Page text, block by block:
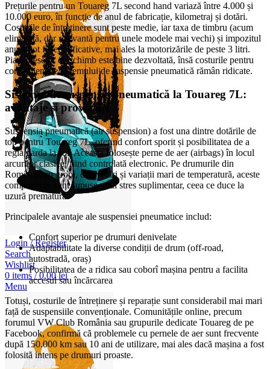
Login / Register
Search
Wishlist
0 items / 0,00lei
Menu
Prețurile pentru un Touareg 7L second hand variază între 4.000 și
10.000 euro, în funcție de anul de fabricație, kilometraj și dotări.
Costurile de întreținere sunt peste medie, iar taxa de timbru (acum
eliminată, dar relevantă pentru unele modele mai vechi) și impozitul
anual pot fi semnificative, mai ales la motorizările de peste 3 litri.
Piața pieselor de schimb este bine dezvoltată, însă costurile pentru
componentele sistemului de suspensie pneumatică rămân ridicate.
Sistemul de suspensie pneumatică la Touareg 7L:
avantaje și provocări
Suspensia pneumatică (air suspension) a fost una dintre dotările de
top pentru Touareg 7L, oferind confort sporit și posibilitatea de a
regla garda la sol. Aceasta folosește perne de aer (airbags) în locul
arcurilor clasice, fiind controlată electronic. Pe drumurile din
România, cu gropi, denivelări și variații mari de temperatură, aceste
componente sunt supuse unui stres suplimentar, ceea ce duce la
uzură prematură.
Principalele avantaje ale suspensiei pneumatice includ:
Confort superior pe drumuri denivelate
Adaptabilitate la diverse condiții de drum (off-road,
autostradă, oraș)
Posibilitatea de a ridica sau coborî mașina pentru a facilita
accesul sau încărcarea
Totuși, costurile de întreținere și reparație sunt considerabil mai mari
față de suspensiile convenționale. Comunitățile online, precum
forumul VW Club România sau grupurile dedicate Touareg de pe
Facebook, confirmă că problemele cu pernele de aer sunt frecvente
după 150.000 km sau 10 ani de utilizare, mai ales dacă mașina a fost
folosită intens pe drumuri proaste.